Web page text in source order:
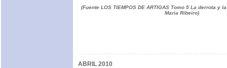
(Fuente LOS TIEMPOS DE ARTIGAS Tomo 5 La derrota y
Maria Ribeiro)
ABRIL 2010